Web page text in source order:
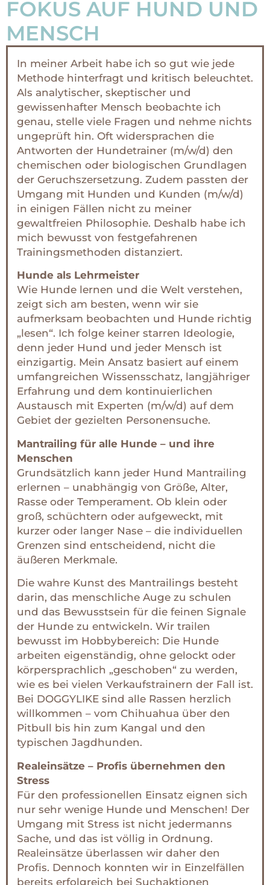
FOKUS AUF HUND UND
MENSCH
In meiner Arbeit habe ich so gut wie jede
Methode hinterfragt und kritisch beleuchtet.
Als analytischer, skeptischer und
gewissenhafter Mensch beobachte ich
genau, stelle viele Fragen und nehme nichts
ungeprüft hin. Oft widersprachen die
Antworten der Hundetrainer (m/w/d) den
chemischen oder biologischen Grundlagen
der Geruchszersetzung. Zudem passten der
Umgang mit Hunden und Kunden (m/w/d)
in einigen Fällen nicht zu meiner
gewaltfreien Philosophie. Deshalb habe ich
mich bewusst von festgefahrenen
Trainingsmethoden distanziert.
Hunde als Lehrmeister
Wie Hunde lernen und die Welt verstehen,
zeigt sich am besten, wenn wir sie
aufmerksam beobachten und Hunde richtig
„lesen“. Ich folge keiner starren Ideologie,
denn jeder Hund und jeder Mensch ist
einzigartig. Mein Ansatz basiert auf einem
umfangreichen Wissensschatz, langjähriger
Erfahrung und dem kontinuierlichen
Austausch mit Experten (m/w/d) auf dem
Gebiet der gezielten Personensuche.
Mantrailing für alle Hunde – und ihre
Menschen
Grundsätzlich kann jeder Hund Mantrailing
erlernen – unabhängig von Größe, Alter,
Rasse oder Temperament. Ob klein oder
groß, schüchtern oder aufgeweckt, mit
kurzer oder langer Nase – die individuellen
Grenzen sind entscheidend, nicht die
äußeren Merkmale.
Die wahre Kunst des Mantrailings besteht
darin, das menschliche Auge zu schulen
und das Bewusstsein für die feinen Signale
der Hunde zu entwickeln. Wir trailen
bewusst im Hobbybereich: Die Hunde
arbeiten eigenständig, ohne gelockt oder
körpersprachlich „geschoben“ zu werden,
wie es bei vielen Verkaufstrainern der Fall ist.
Bei DOGGYLIKE sind alle Rassen herzlich
willkommen – vom Chihuahua über den
Pitbull bis hin zum Kangal und den
typischen Jagdhunden.
Realeinsätze – Profis übernehmen den
Stress
Für den professionellen Einsatz eignen sich
nur sehr wenige Hunde und Menschen! Der
Umgang mit Stress ist nicht jedermanns
Sache, und das ist völlig in Ordnung.
Realeinsätze überlassen wir daher den
Profis. Dennoch konnten wir in Einzelfällen
bereits erfolgreich bei Suchaktionen